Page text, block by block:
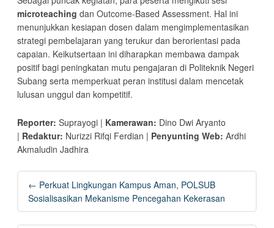
microteaching dan Outcome-Based Assessment. Hal ini
menunjukkan kesiapan dosen dalam mengimplementasikan
strategi pembelajaran yang terukur dan berorientasi pada
capaian. Keikutsertaan ini diharapkan membawa dampak
positif bagi peningkatan mutu pengajaran di Politeknik Negeri
Subang serta memperkuat peran institusi dalam mencetak
lulusan unggul dan kompetitif.
Reporter: Suprayogi | Kamerawan: Dino Dwi Aryanto
| Redaktur: Nurizzi Rifqi Ferdian | Penyunting Web: Ardhi
Akmaludin Jadhira
Post
navigation
← Perkuat Lingkungan Kampus Aman, POLSUB
Sosialisasikan Mekanisme Pencegahan Kekerasan